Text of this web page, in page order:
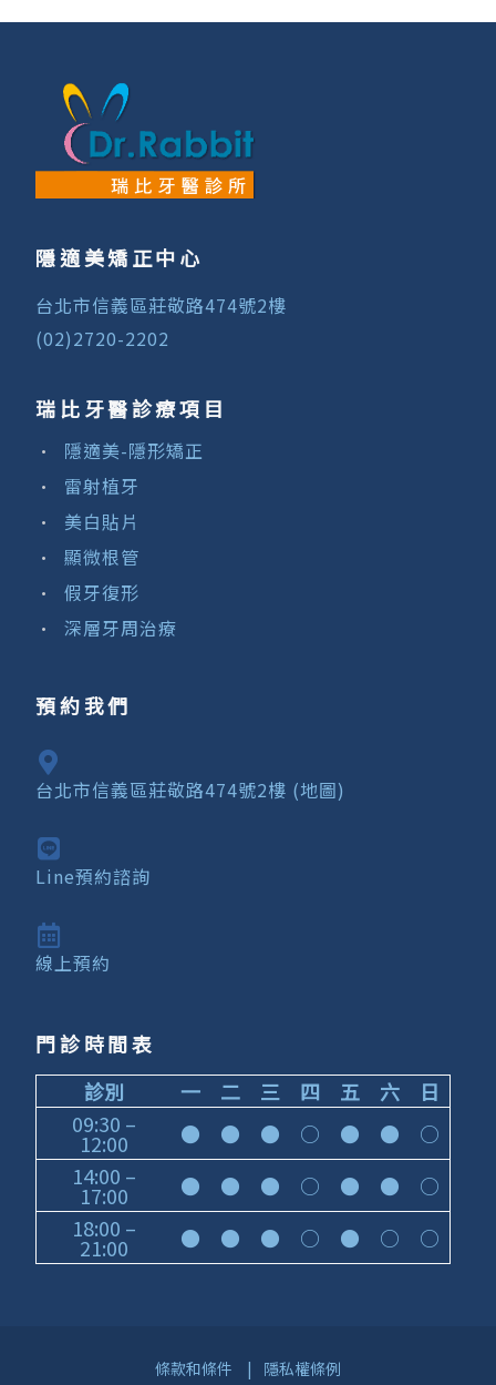
隱適美矯正中心
台北市信義區莊敬路474號2樓
(02)2720-2202
瑞比牙醫診療項目
隱適美-隱形矯正
雷射植牙
美白貼片
顯微根管
假牙復形
深層牙周治療
預約我們
台北市信義區莊敬路474號2樓 (地圖)
Line預約諮詢
線上預約
門診時間表
診別
一 二 三 四 五 六
日
09:30 –
12:00 ● ● ● ○ ● ●
○
14:00 –
17:00 ● ● ● ○ ● ●
○
18:00 –
21:00 ● ● ● ○ ● ○ ○
條款和條件 | 隱私權條例